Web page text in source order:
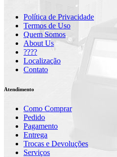
Política de Privacidade
Termos de Uso
Quem Somos
About Us
????
Localização
Contato
Atendimento
Como Comprar
Pedido
Pagamento
Entrega
Trocas e Devoluções
Serviços